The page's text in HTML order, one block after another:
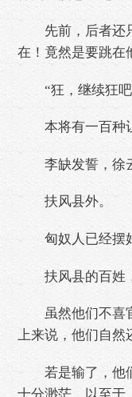
先前，后者还只
在！竟然是要跳在
“狂，继续狂吧
本将有一百种
李缺发誓，徐
扶风县外。
匈奴人已经摆好
扶风县的百姓，
虽然他们不喜官
上来说，他们自然
若是输了，他们